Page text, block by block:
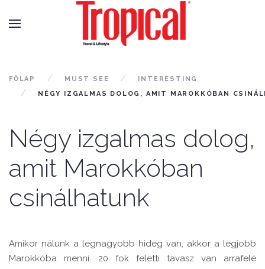
FŐLAP MUST SEE
INTERESTING
NÉGY IZGALMAS DOLOG, AMIT MAROKKÓBAN
Négy izgalmas dolog,
amit Marokkóban
csinálhatunk
Amikor nálunk a legnagyobb hideg van, akkor a legjobb
Marokkóba menni. 20 fok feletti tavasz van arrafelé